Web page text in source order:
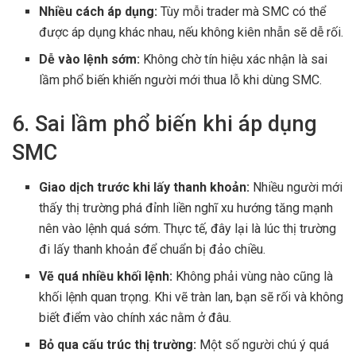
Nhiều cách áp dụng: Tùy mỗi trader mà SMC có thể
được áp dụng khác nhau, nếu không kiên nhẫn sẽ dễ rối.
Dễ vào lệnh sớm: Không chờ tín hiệu xác nhận là sai
lầm phổ biến khiến người mới thua lỗ khi dùng SMC.
6. Sai lầm phổ biến khi áp dụng
SMC
Giao dịch trước khi lấy thanh khoản: Nhiều người mới
thấy thị trường phá đỉnh liền nghĩ xu hướng tăng mạnh
nên vào lệnh quá sớm. Thực tế, đây lại là lúc thị trường
đi lấy thanh khoản để chuẩn bị đảo chiều.
Vẽ quá nhiều khối lệnh: Không phải vùng nào cũng là
khối lệnh quan trọng. Khi vẽ tràn lan, bạn sẽ rối và không
biết điểm vào chính xác nằm ở đâu.
Bỏ qua cấu trúc thị trường: Một số người chú ý quá